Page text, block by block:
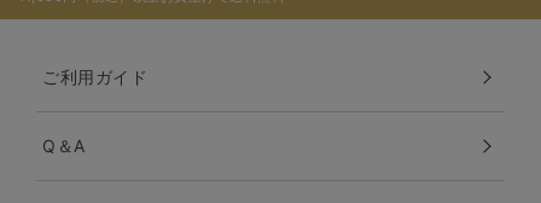
ご利用ガイド
Q＆A